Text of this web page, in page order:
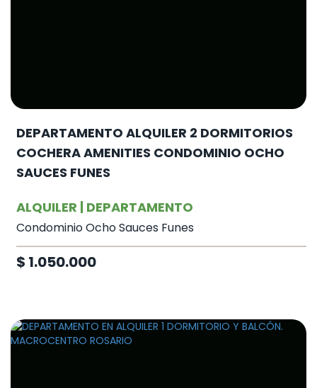
DEPARTAMENTO ALQUILER 2 DORMITORIOS
COCHERA AMENITIES CONDOMINIO OCHO
SAUCES FUNES
ALQUILER | DEPARTAMENTO
Condominio Ocho Sauces Funes
$ 1.050.000